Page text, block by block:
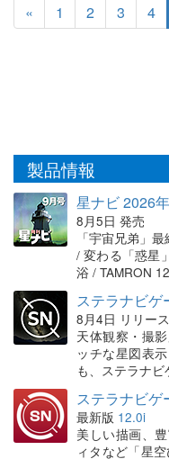
« 1 2 3 4
製品情報
星ナビ 2026
8月5日 発売
「宇宙兄弟」
/ 変わる「惑星
浴 / TAMRON
ステラナビゲ
8月4日 リリース
天体観察・撮
ッチな星図表
も、ステラナビ
ステラナビゲ
最新版 12.0i
美しい描画、
ィタなど「星